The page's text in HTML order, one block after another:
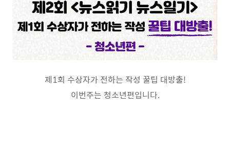
제1회 수상자가 전하는 작성 꿀팁 대방출!
이번주는 청소년편입니다.